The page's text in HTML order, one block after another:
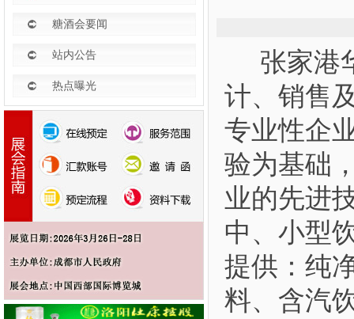
糖酒会要闻
站内公告
热点曝光
张家港
计、销售
专业性企
验为基础
业的先进
中、小型
提供：纯
料、含汽